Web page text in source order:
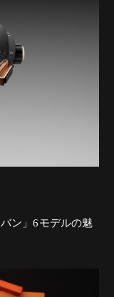
ン」6モデルの魅